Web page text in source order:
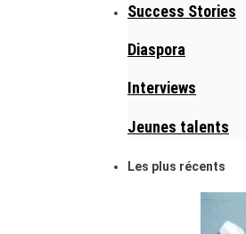
Success Stories
Diaspora
Interviews
Jeunes talents
Les plus récents